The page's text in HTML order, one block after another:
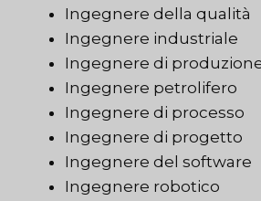
Ingegnere della qualità
Ingegnere industriale
Ingegnere di
Ingegnere petrolifero
Ingegnere di processo
Ingegnere di progetto
Ingegnere del software
Ingegnere robotico